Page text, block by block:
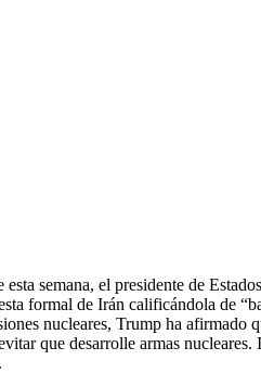
semana, el presidente de
formal de Irán calificándola de
nucleares, Trump ha afirmado
que desarrolle armas